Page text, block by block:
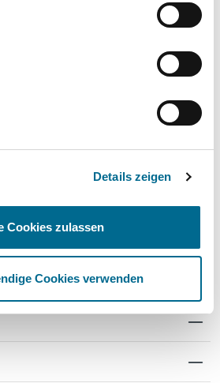
Details zeigen
Cookies zulassen
Cookies verwenden